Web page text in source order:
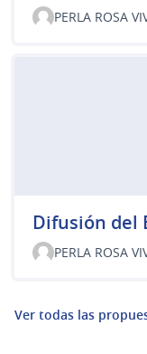
PERLA ROSA
Difusión del
PERLA ROSA
Ver todas las